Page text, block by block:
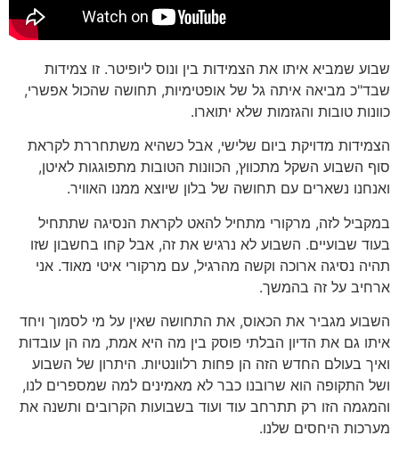
שבוע שמביא איתו את הצמידות בין ונוס ליופיטר. זו צמידות
שבד"כ מביאה איתה גל של אופטימיות, תחושה שהכול אפשרי,
כוונות טובות והגזמות שלא יתוארו.
הצמידות מדויקת ביום שלישי, אבל כשהיא משתחררת לקראת
סוף השבוע השקל מתכווץ, הכוונות הטובות מתפוגגות לאיטן,
ואנחנו נשארים עם תחושה של בלון שיוצא ממנו האוויר.
במקביל לזה, מרקורי מתחיל להאט לקראת הנסיגה שתתחיל
בעוד שבועיים. השבוע לא נרגיש את זה, אבל קחו בחשבון שזו
תהיה נסיגה ארוכה וקשה מהרגיל, עם מרקורי איטי מאוד. אני
ארחיב על זה בהמשך.
השבוע מגביר את הכאוס, את התחושה שאין על מי לסמוך ויחד
איתו גם את הדיון הבלתי פוסק בין מה היא אמת, מה הן עובדות
ואיך בעולם החדש הזה הן פחות רלוונטיות. היתרון של השבוע
ושל התקופה הוא שרובנו כבר לא מאמינים למה שמספרים לנו,
והמגמה הזו רק תתרחב עוד ועוד בשבועות הקרובים ותשנה את
מערכות היחסים שלנו.